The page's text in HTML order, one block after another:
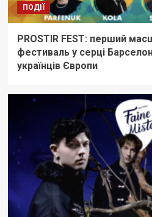
ПОДІЇ
PROSTIR FEST: перший
фестиваль у серці
українців Європи